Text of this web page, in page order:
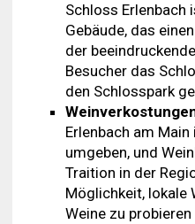
Schloss Erlenbach
Gebäude, das
der
Besucher das
den Schlosspark
Erlenbach am
umgeben, und
Traition in der
Möglichkeit, lokale
Weine zu